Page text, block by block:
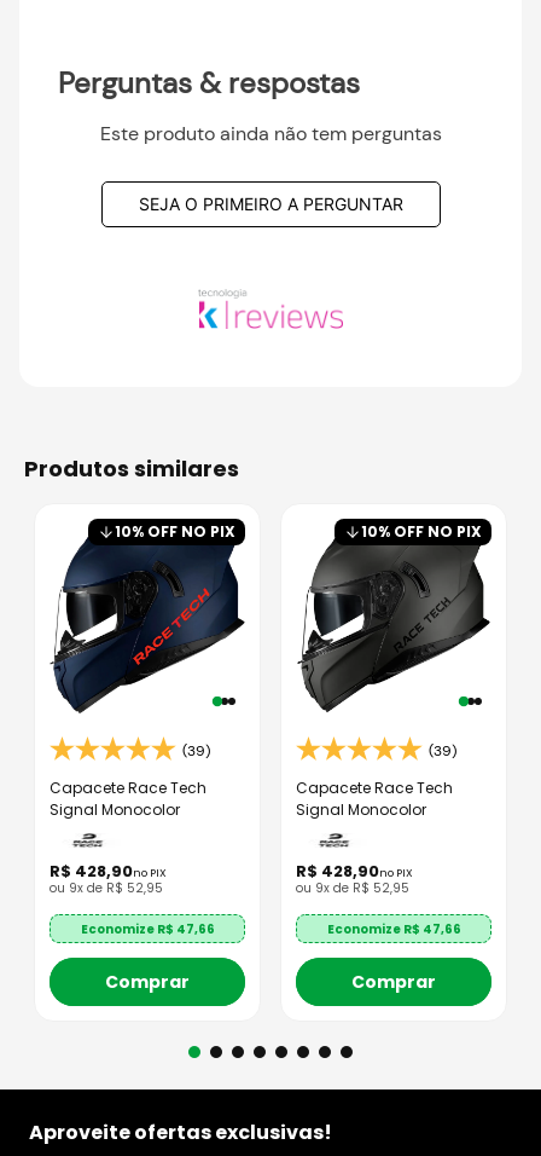
Perguntas & respostas
Este produto ainda não tem perguntas
SEJA O PRIMEIRO A PERGUNTAR
produtos similares
10% OFF NO PIX
(39)
Capacete Race Tech
Signal Monocolor
R$ 428,90no PIX
ou 9x de R$ 52,95
Economize R$ 47,66
Comprar
10% OFF NO PIX
(39)
Capacete Race Tech
Signal Monocolor
R$ 428,90no PIX
ou 9x de R$ 52,95
Economize R$ 47,66
Comprar
Aproveite ofertas exclusivas!